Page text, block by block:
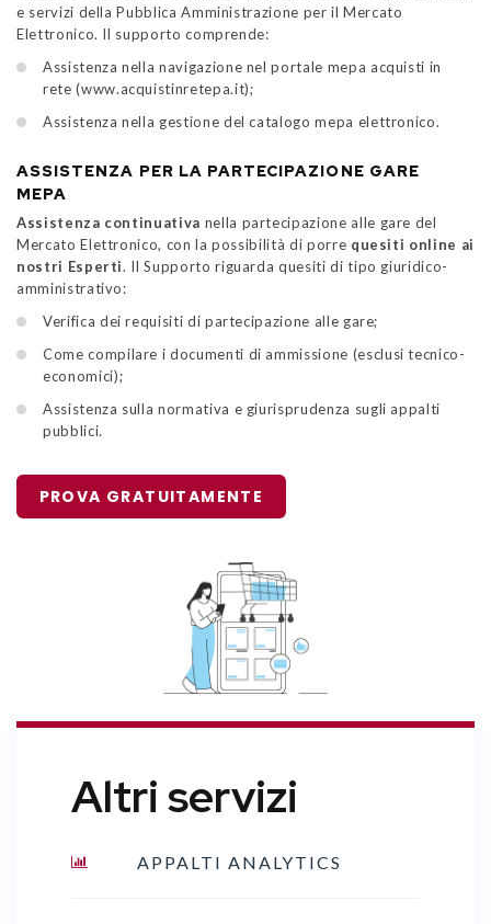
e servizi della Pubblica Amministrazione per il Mercato
Elettronico. Il supporto comprende:
Assistenza nella navigazione nel portale mepa acquisti in
rete (www.acquistinretepa.it);
Assistenza nella gestione del catalogo mepa elettronico.
ASSISTENZA PER LA PARTECIPAZIONE GARE
MEPA
Assistenza continuativa nella partecipazione alle gare del
Mercato Elettronico, con la possibilità di porre quesiti online ai
nostri Esperti. Il Supporto riguarda quesiti di tipo giuridico-
amministrativo:
Verifica dei requisiti di partecipazione alle gare;
Come compilare i documenti di ammissione (esclusi tecnico-
economici);
Assistenza sulla normativa e giurisprudenza sugli appalti
pubblici.
PROVA GRATUITAMENTE
Altri servizi
APPALTI ANALYTICS